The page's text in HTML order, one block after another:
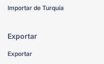
Importar de Turquía
Exportar
Exportar